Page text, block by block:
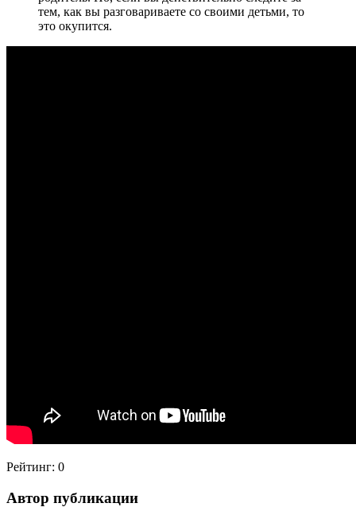
тем, как вы разговариваете со своими детьми, то
это окупится.
Рейтинг: 0
Автор публикации